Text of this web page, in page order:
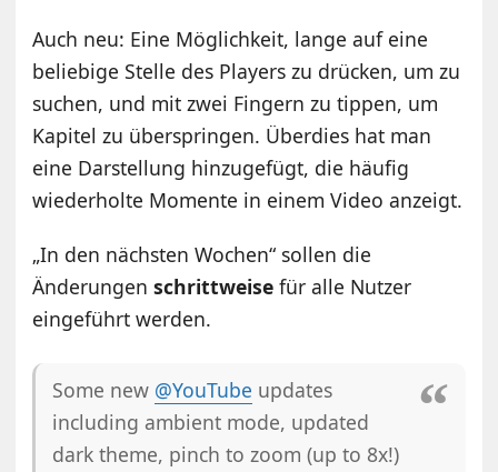
Auch neu: Eine Möglichkeit, lange auf eine
beliebige Stelle des Players zu drücken, um zu
suchen, und mit zwei Fingern zu tippen, um
Kapitel zu überspringen. Überdies hat man
eine Darstellung hinzugefügt, die häufig
wiederholte Momente in einem Video anzeigt.
„In den nächsten Wochen“ sollen die
Änderungenschrittweise für alle Nutzer
eingeführt werden.
Some new @YouTube updates
including ambient mode, updated
dark theme, pinch to zoom (up to 8x!)